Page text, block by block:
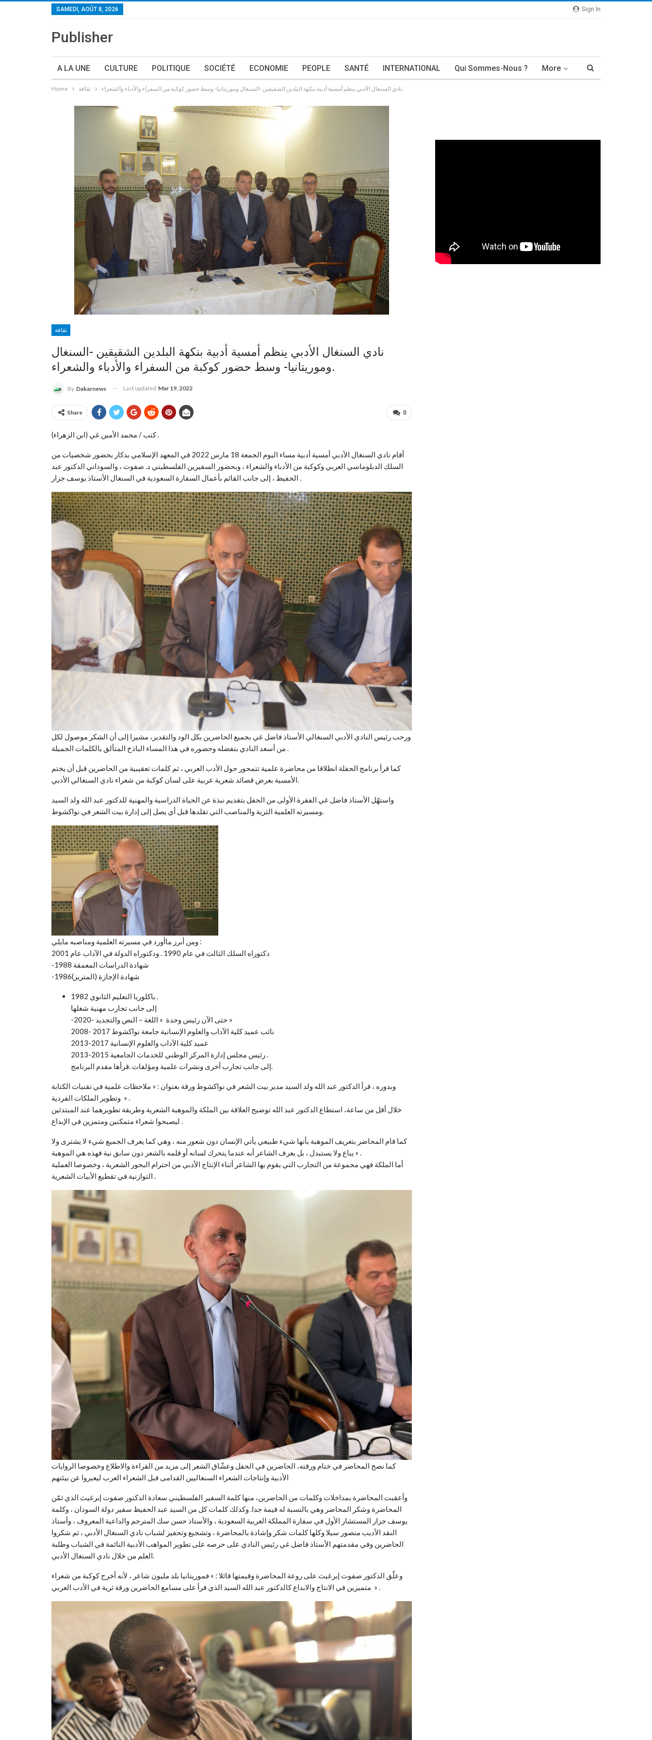
Sign In
SAMEDI, AOÛT 8, 2026
Publisher
A LA UNE CULTURE POLITIQUE SOCIÉTÉ ECONOMIE PEOPLE SANTÉ INTERNATIONAL Qui Sommes-Nous ? More
Home ثقافة نادي السنغال الأدبي ينظم أمسية أدبية بنكهة البلدين الشقيقين -السنغال وموريتانيا- وسط حضور كوكبة من السفراء والأدباء والشعراء.
ثقافة
نادي السنغال الأدبي ينظم أمسية أدبية بنكهة البلدين الشقيقين -السنغال
وموريتانيا- وسط حضور كوكبة من السفراء والأدباء والشعراء.
By Dakarnews Last updated Mar 19, 2022
0
Share
كتب / محمد الأمين غي (ابن الزهراء) .
أقام نادي السنغال الأدبي أمسية أدبية مساء اليوم الجمعة 18 مارس 2022 في المعهد الإسلامي بدكار بحضور شخصيات من
السلك الدبلوماسي العربي وكوكبة من الأدباء والشعراء ، وبحضور السفيرين الفلسطيني د. صفوت ، والسوداني الدكتور عبد
الحفيظ ، إلى جانب القائم بأعمال السفارة السعودية في السنغال الأستاذ يوسف جزار .
ورحب رئيس النادي الأدبي السنغالي الأستاذ فاضل غي بجميع الحاضرين بكل الود والتقدير، مشيرا إلى أن الشكر موصول لكل
كما قرأ برنامج الحفلة انطلاقا من محاضرة علمية تتمحور حول الأدب العربي ، ثم كلمات تعقيبية من الحاضرين قبل أن يختم
واستهّل الأستاذ فاضل غي الفقرة الأولى من الحفل بتقديم نبذة عن الحياة الدراسية والمهنية للدكتور عبد الله ولد السيد
ومن أبرز ماأورد في مسيرته العلمية ومناصبه مايلي :
دكتوراه السلك الثالث في عام 1990 . ودكتوراه الدولة في الآداب عام 2001
-شهادة الدراسات المعمقة 1988
-شهادة الإجازة (المتريز)1986
باكلوريا التعليم الثانوي 1982 .
إلى جانب تجارب مهنية شغلها
-2020- حتى الآن رئيس وحدة » اللغة – النص والتجديد »
2008- 2017 نائب عميد كلية الآداب والعلوم الإنسانية جامعة نواكشوط
2013-2017 عميد كلية الآداب والعلوم الإنسانية
2013-2015 رئيس مجلس إدارة المركز الوطني للخدمات الجامعية .
إلى جانب تجارب أخرى ونشرات علمية ومؤلفات .قرأها مقدم البرنامج.
وبدوره ، قرأ الدكتور عبد الله ولد السيد مدير بيت الشعر في نواكشوط ورقة بعنوان : « ملاحظات علمية في تقنيات الكتابة
وتطوير الملكات الفردية » .
خلال أقل من ساعة، استطاع الدكتور عبد الله توضيح العلاقة بين الملكة والموهبة الشعرية وطريقة تطويرهما عند المبتدئين
ليصبحوا شعراء متمكنين ومتمزين في الإبداع .
كما قام المحاضر بتعريف الموهبة بأنها شيء طبيعي يأتي الإنسان دون شعور منه ، وهي كما يعرف الجميع شيء لا يشترى ولا
يباع ولا يستبدل ، بل يعرف الشاعر أنه عندما يتحرك لسانه أو قلمه بالشعر دون سابق نية فهذه هي الموهبة » .
أما الملكة فهي مجموعة من التجارب التي يقوم بها الشاعر أثناء الإنتاج الأدبي من احترام البحور الشعرية ، وخصوصا العملية
التوازنية في تقطيع الأبيات الشعرية .
كما نصح المحاضر في ختام ورقته، الحاضرين في الحفل وعشّاق الشعر إلى مزيد من القراءة والاطلاع وخصوصا الروايات
الأدبية وإنتاجات الشعراء السنغاليين القدامى قبل الشعراء العرب ليعبروا عن بيئتهم
وأعقبت المحاضرة بمداخلات وكلمات من الحاضرين، منها كلمة السفير الفلسطيني سعادة الدكتور صفوت إبرغيث الذي ثمّن
المحاضرة وشكر المحاضر وهي بالنسبة له قيمة جدا. وكذلك كلمات كل من السيد عبد الحفيظ سفير دولة السودان ، وكلمة
يوسف جزار المستشار الأول في سفارة المملكة العربية السعودية ، والأستاذ حسن سك المترجم والداعية المعروف ، وأستاذ
النقد الأديب منصور سيلا وكلها كلمات شكر وإشادة بالمحاضرة ، وتشجيع وتحفيز لشباب نادي السنغال الأدبي ، ثم شكروا
الحاضرين وفي مقدمتهم الأستاذ فاضل غي رئيس النادي على حرصه على تطوير المواهب الأدبية النائمة في الشباب وطلبة
وعلّق الدكتور صفوت إبرغيث على روعة المحاضرة وقيمتها قائلا : » فموريتانيا بلد مليون شاعر ، لأنه أخرج كوكبة من شعراء
متميزين في الانتاج والابداع كالدكتور عبد الله السيد الذي قرأ على مسامع الحاضرين ورقة ثرية في الأدب العربي » .